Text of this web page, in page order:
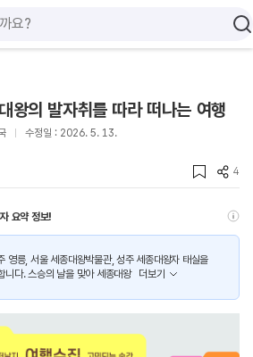
왕의 발자취를 따라 떠나는 여행
수정일 : 2026. 5. 13.
4
요약 정보!
영릉, 서울 세종대왕박물관, 성주 세종대왕자 태실을
니다. 스승의 날을 맞아 세종대왕
더보기